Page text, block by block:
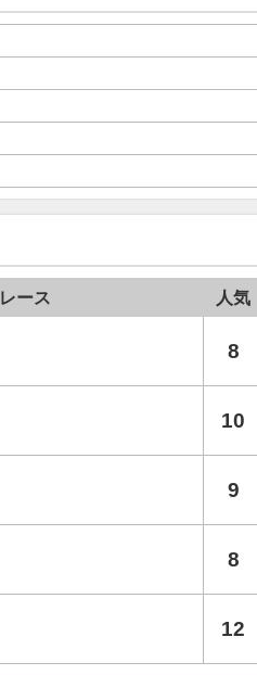
レース 人気
8
10
9
8
12